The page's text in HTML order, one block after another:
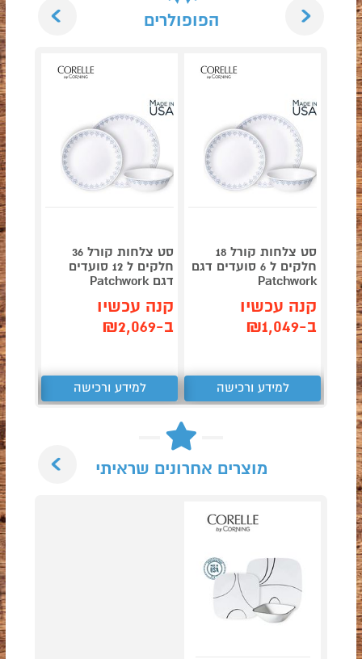
הפופולרים
סט צלחות קורל 18
חלקים ל 6 סועדים דגם
Patchwork
קנה עכשיו
ב-₪1,049
למידע ורכישה
סט צלחות קורל 36
חלקים ל 12 סועדים
דגם Patchwork
קנה עכשיו
ב-₪2,069
למידע ורכישה
מוצרים אחרונים שראיתי